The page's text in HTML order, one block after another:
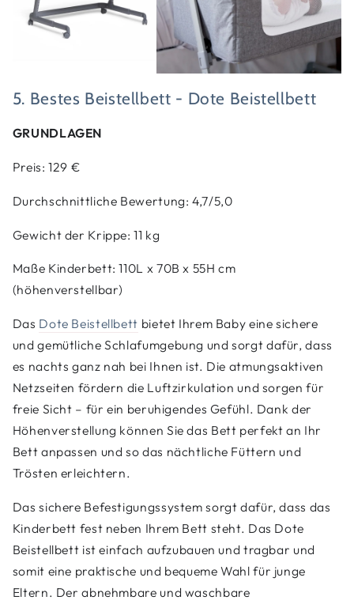
5. Bestes Beistellbett - Dote Beistellbett
GRUNDLAGEN
Preis: 129 €
Durchschnittliche Bewertung: 4,7/5,0
Gewicht der Krippe: 11 kg
Maße Kinderbett: 110L x 70B x 55H cm
(höhenverstellbar)
Das Dote Beistellbett bietet Ihrem Baby eine sichere
und gemütliche Schlafumgebung und sorgt dafür, dass
es nachts ganz nah bei Ihnen ist. Die atmungsaktiven
Netzseiten fördern die Luftzirkulation und sorgen für
freie Sicht – für ein beruhigendes Gefühl. Dank der
Höhenverstellung können Sie das Bett perfekt an Ihr
Bett anpassen und so das nächtliche Füttern und
Trösten erleichtern.
Das sichere Befestigungssystem sorgt dafür, dass das
Kinderbett fest neben Ihrem Bett steht. Das Dote
Beistellbett ist einfach aufzubauen und tragbar und
somit eine praktische und bequeme Wahl für junge
Eltern. Der abnehmbare und waschbare